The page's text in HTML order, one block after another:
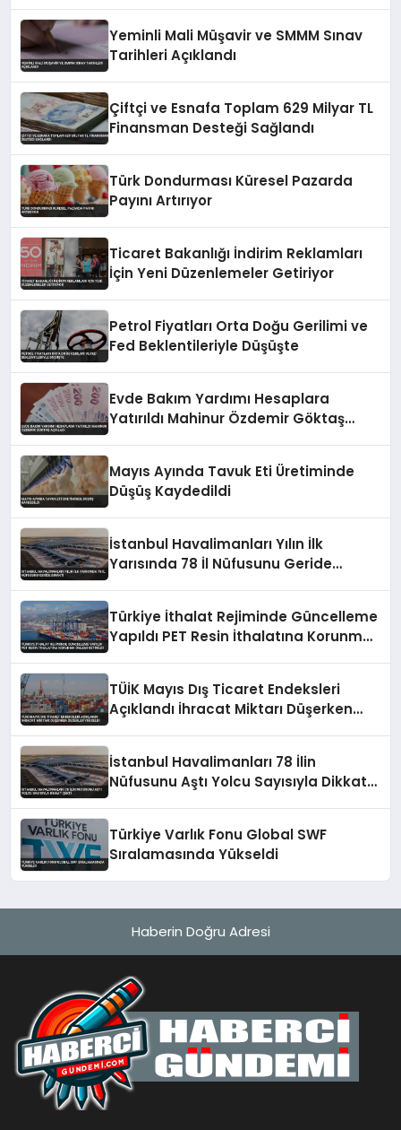
Yeminli Mali Müşavir ve SMMM Sınav
Tarihleri Açıklandı
Çiftçi ve Esnafa Toplam 629 Milyar TL
Finansman Desteği Sağlandı
Türk Dondurması Küresel Pazarda
Payını Artırıyor
Ticaret Bakanlığı İndirim Reklamları
İçin Yeni Düzenlemeler Getiriyor
Petrol Fiyatları Orta Doğu Gerilimi ve
Fed Beklentileriyle Düşüşte
Evde Bakım Yardımı Hesaplara
Yatırıldı Mahinur Özdemir Göktaş
Mayıs Ayında Tavuk Eti Üretiminde
Düşüş Kaydedildi
İstanbul Havalimanları Yılın İlk
Yarısında 78 İl Nüfusunu Geride
Türkiye İthalat Rejiminde Güncelleme
Yapıldı PET Resin İthalatına Korunma
TÜİK Mayıs Dış Ticaret Endeksleri
Açıklandı İhracat Miktarı Düşerken
İstanbul Havalimanları 78 İlin
Nüfusunu Aştı Yolcu Sayısıyla Dikkat
Türkiye Varlık Fonu Global SWF
Sıralamasında Yükseldi
Haberin Doğru Adresi